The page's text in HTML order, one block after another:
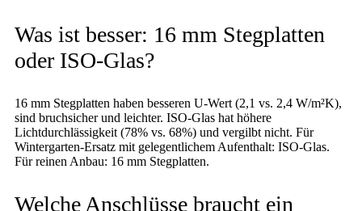
Was ist besser: 16 mm Stegplatten
oder ISO-Glas?
16 mm Stegplatten haben besseren U-Wert (2,1 vs. 2,4 W/m²K),
sind bruchsicher und leichter. ISO-Glas hat höhere
Lichtdurchlässigkeit (78% vs. 68%) und vergilbt nicht. Für
Wintergarten-Ersatz mit gelegentlichem Aufenthalt: ISO-Glas.
Für reinen Anbau: 16 mm Stegplatten.
Welche Anschlüsse braucht ein